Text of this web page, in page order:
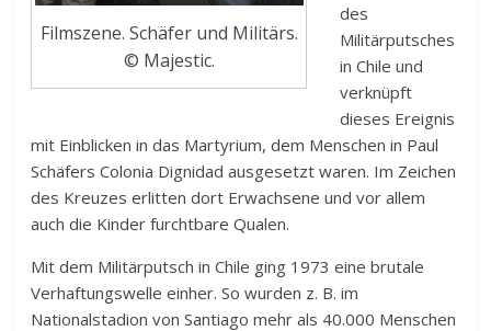
Filmszene. Schäfer und Militärs.
© Majestic.
des
Militärputsches
in Chile und
verknüpft
dieses Ereignis
mit Einblicken in das Martyrium, dem Menschen in Paul
Schäfers Colonia Dignidad ausgesetzt waren. Im Zeichen
des Kreuzes erlitten dort Erwachsene und vor allem
auch die Kinder furchtbare Qualen.
Mit dem Militärputsch in Chile ging 1973 eine brutale
Verhaftungswelle einher. So wurden z. B. im
Nationalstadion von Santiago mehr als 40.000 Menschen